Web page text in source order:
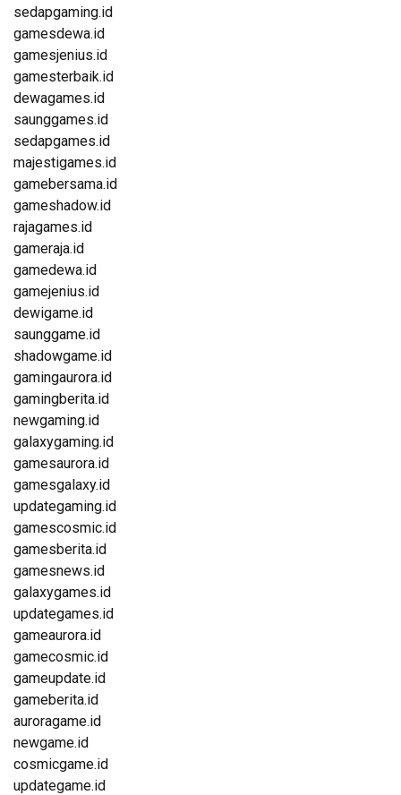
sedapgaming.id
gamesdewa.id
gamesjenius.id
gamesterbaik.id
dewagames.id
saunggames.id
sedapgames.id
majestigames.id
gamebersama.id
gameshadow.id
rajagames.id
gameraja.id
gamedewa.id
gamejenius.id
dewigame.id
saunggame.id
shadowgame.id
gamingaurora.id
gamingberita.id
newgaming.id
galaxygaming.id
gamesaurora.id
gamesgalaxy.id
updategaming.id
gamescosmic.id
gamesberita.id
gamesnews.id
galaxygames.id
updategames.id
gameaurora.id
gamecosmic.id
gameupdate.id
gameberita.id
auroragame.id
newgame.id
cosmicgame.id
updategame.id